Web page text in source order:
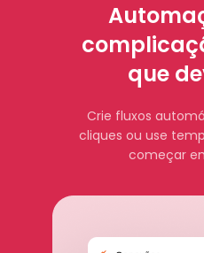
que
Crie fluxos
cliques ou use
começar